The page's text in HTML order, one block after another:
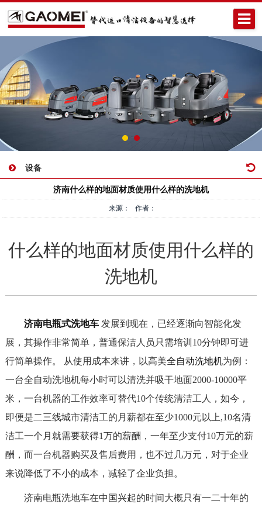
设备
济南什么样的地面材质使用什么样的洗地机
来源： 作者：
什么样的地面材质使用什么样的
洗地机
济南电瓶式洗地车 发展到现在，已经逐渐向智能化发
展，其操作非常简单，普通保洁人员只需培训10分钟即可进
行简单操作。 从使用成本来讲，以高美全自动洗地机为例：
一台全自动洗地机每小时可以清洗并吸干地面2000-10000平
米，一台机器的工作效率可替代10个传统清洁工人，如今，
即便是二三线城市清洁工的月薪都在至少1000元以上,10名清
洁工一个月就需要获得1万的薪酬，一年至少支付10万元的薪
酬，而一台机器购买及售后费用，也不过几万元，对于企业
来说降低了不小的成本，减轻了企业负担。
济南电瓶洗地车在中国兴起的时间大概只有一二十年的